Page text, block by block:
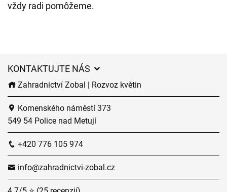
vždy radi pomôžeme.
KONTAKTUJTE NÁS
Zahradnictví Zobal | Rozvoz květin
Komenského náměstí 373
549 54 Police nad Metují
+420 776 105 974
info@zahradnictvi-zobal.cz